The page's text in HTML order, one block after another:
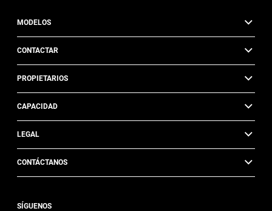
MODELOS
CONTACTAR
PROPIETARIOS
CAPACIDAD
LEGAL
CONTÁCTANOS
SÍGUENOS